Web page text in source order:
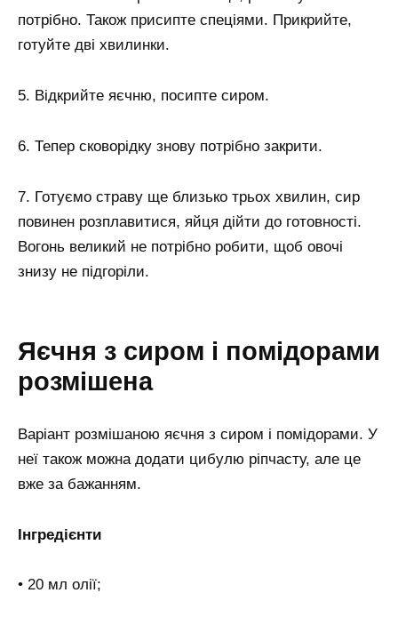
потрібно. Також присипте спеціями. Прикрийте,
готуйте дві хвилинки.
5. Відкрийте яєчню, посипте сиром.
6. Тепер сковорідку знову потрібно закрити.
7. Готуємо страву ще близько трьох хвилин, сир
повинен розплавитися, яйця дійти до готовності.
Вогонь великий не потрібно робити, щоб овочі
знизу не підгоріли.
Яєчня з сиром і помідорами
розмішена
Варіант розмішаною яєчня з сиром і помідорами. У
неї також можна додати цибулю ріпчасту, але це
вже за бажанням.
Інгредієнти
• 20 мл олії;